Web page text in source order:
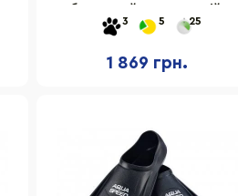
розмір 41-42
3 5 25
1 869 грн.